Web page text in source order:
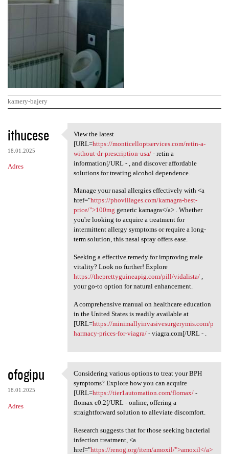
kamery-bajery
K
o
m
e
ithucese
18.01.2025
Adres
View the latest [URL=https:/
View the latest
[URL=https://monticelloptservices.com/retin-a-
without-dr-prescription-usa/- retin a
information[/URL - , and discover affordable
solutions for treating alcohol dependence.
Manage your nasal allergies effectively with <a
href="https://phovillages.com/kamagra-best-
price/">100mg generic kamagra</a> . Whether
you're looking to acquire a treatment for
intermittent allergy symptoms or require a long-
term solution, this nasal spray offers ease.
Seeking a effective remedy for improving male
vitality? Look no further! Explore
https://theprettyguineapig.com/pill/vidalista/,
your go-to option for natural enhancement.
A comprehensive manual on healthcare education
in the United States is readily available at
[URL=https://minimallyinvasivesurgerymis.com/p
harmacy-prices-for-viagra/- viagra.com[/URL - .
ofogipu
18.01.2025
Adres
Considering various options
Considering various options to treat your BPH
symptoms? Explore how you can acquire
[URL=https://tier1automation.com/flomax/-
flomax c0.2[/URL - online, offering a
straightforward solution to alleviate discomfort.
Research suggests that for those seeking bacterial
infection treatment, <a
href="https://renog.org/item/amoxil/">amoxil</a>